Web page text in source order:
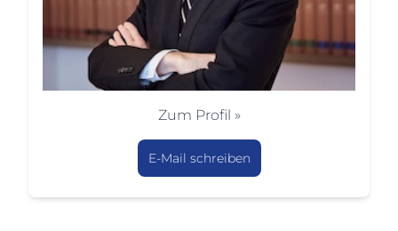
Zum Profil »
E-Mail schreiben